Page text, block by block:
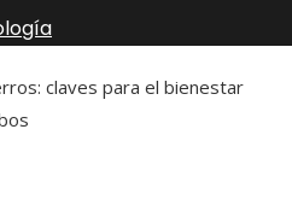
claves para el bienestar